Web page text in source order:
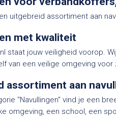
uitgebreid assortiment aan
met kwaliteit
staat jouw veiligheid voorop.
van een veilige omgeving
assortiment aan
"Navullingen" vind je een
omgeving, een school, een